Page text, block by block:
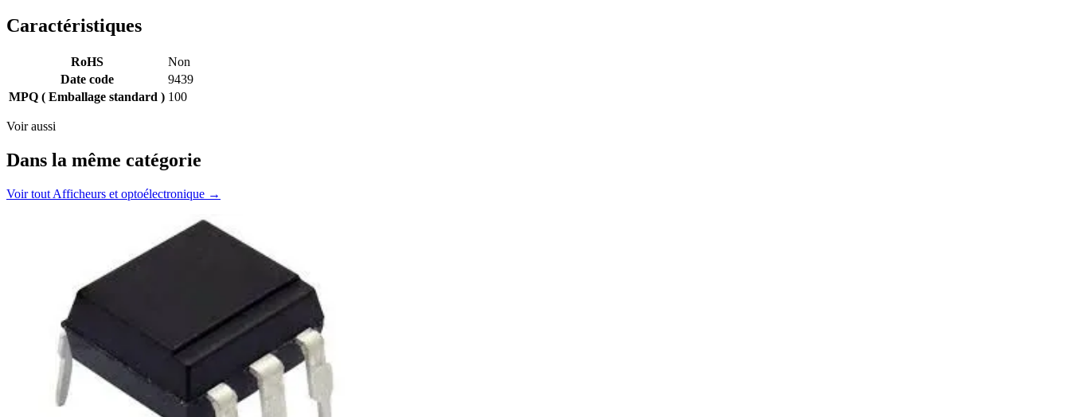
Caractéristiques
RoHS
Non
Date code
9439
MPQ ( Emballage standard ) 100
Voir aussi
Dans la même catégorie
Voir tout Afficheurs et optoélectronique →